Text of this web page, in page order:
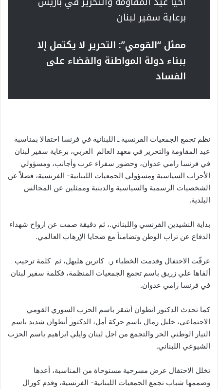
برعاية سفير لبنان
ممثل “القومي”: التحرير لا يكتمل إلا
ببناء دولة المواطنة والقضاء على
الفساد
نظم تجمع الجمعيات الفرنسية ـ اللبنانية في فرنسا احتفالا بمناسبة
عيد المقاومة والتحرير في معهد العالم العربي، برعاية سفير لبنان
في فرنسا رامي عدوان، وحضور سفراء عرب وأجانب، ومسؤولي
الأحزاب السياسية ومسؤولي الجمعيات اللبنانية- الفرنسية، فضلاً عن
الشخصيات الرسمية والسياسية والدينية وممثلين عن المجالس
البلدية.
بداية النشيدين الفرنسي واللبناني.، ثم دقيقة صمت عن ارواح شهداء
الدفاع عن تراب الوطن وتضامناً مع ضحايا الإرهاب العالمي.
عرفّت الاحتفال وقدمت الخطباء ر. كاترين هليهل، ثم كلمة ترحيب
ألقاها علي زريق باسم تجمع الجمعيات المنظمة، فكلمة سفير لبنان
في فرنسا رامي عدوان.
كما تحدث الدكتور أنطوان أشقر باسم الحزب السوري القومي
الاجتماعي، خليل رمال باسم حركة أمل، الدكتور أنطوان شديد باسم
التيار الوطني الحر والتجمع من اجل لبنان وايلي ابراهيم باسم الحزب
الشيوعي اللبناني.
تخلل الاحتفال عرض مسرحية مستوحاة من المناسبة، أعدها
وصممها شباب تجمع الجمعيات اللبنانية- الفرنسية، وقدم كورال